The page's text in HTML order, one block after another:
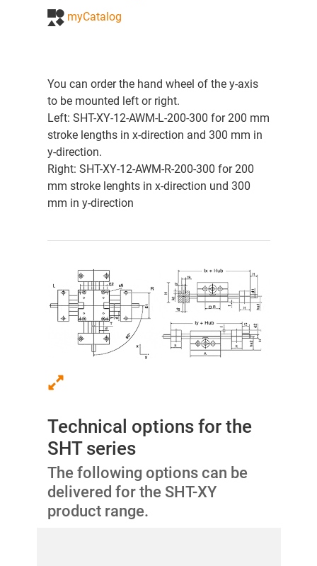
myCatalog
You can order the hand wheel of the y-axis
to be mounted left or right.
Left: SHT-XY-12-AWM-L-200-300 for 200 mm
stroke lengths in x-direction and 300 mm in
y-direction.
Right: SHT-XY-12-AWM-R-200-300 for 200
mm stroke lenghts in x-direction und 300
mm in y-direction
Technical options for the
SHT series
The following options can be
delivered for the SHT-XY
product range.